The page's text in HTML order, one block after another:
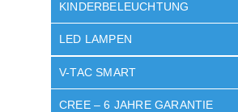
KINDERBELEUCHTUNG
LED LAMPEN
V-TAC SMART
CREE – 6 JAHRE GARANTIE